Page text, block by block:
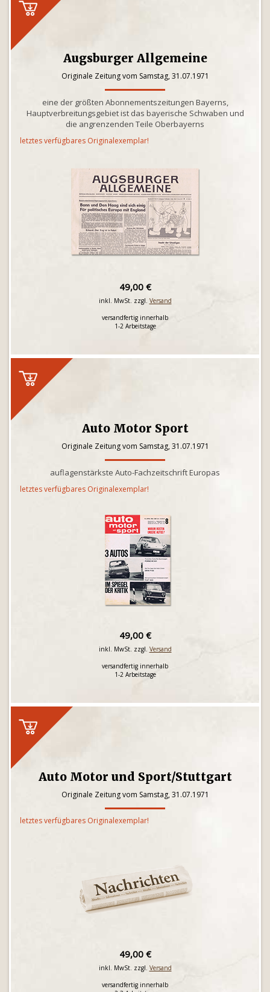
Augsburger Allgemeine
Originale Zeitung vom Samstag, 31.07.1971
eine der größten Abonnementszeitungen Bayerns,
Hauptverbreitungsgebiet ist das bayerische Schwaben und
die angrenzenden Teile Oberbayerns
letztes verfügbares Originalexemplar!
49,00 €
inkl. MwSt. zzgl. Versand
versandfertig innerhalb
1-2 Arbeitstage
Auto Motor Sport
Originale Zeitung vom Samstag, 31.07.1971
auflagenstärkste Auto-Fachzeitschrift Europas
letztes verfügbares Originalexemplar!
49,00 €
inkl. MwSt. zzgl. Versand
versandfertig innerhalb
1-2 Arbeitstage
Auto Motor und Sport/Stuttgart
Originale Zeitung vom Samstag, 31.07.1971
letztes verfügbares Originalexemplar!
49,00 €
inkl. MwSt. zzgl. Versand
versandfertig innerhalb